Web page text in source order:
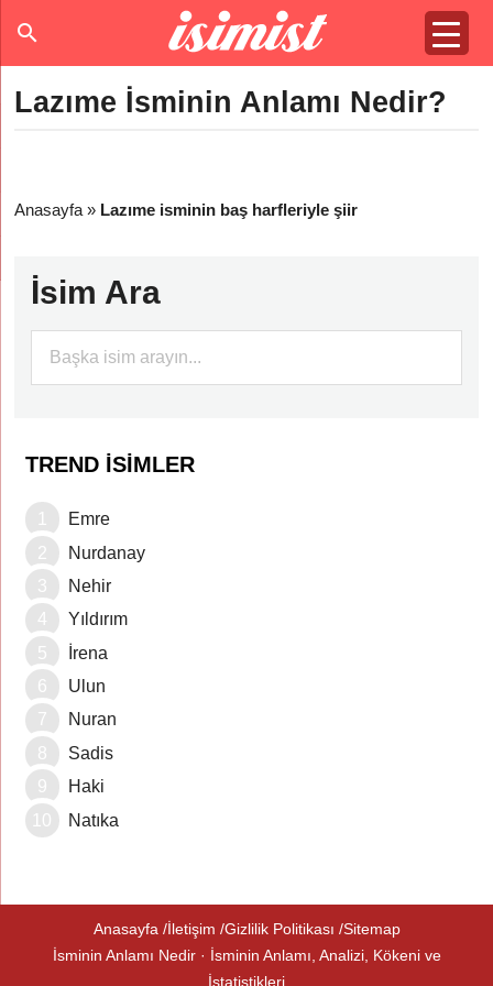
Lazıme İsminin Anlamı Nedir?
Anasayfa » Lazıme isminin baş harfleriyle şiir
İsim Ara
TREND İSIMLER
Emre
Nurdanay
Nehir
Yıldırım
İrena
Ulun
Nuran
Sadis
Haki
Natıka
Anasayfa İletişim Gizlilik Politikası Sitemap
İsminin Anlamı Nedir · İsminin Anlamı, Analizi, Kökeni ve
İstatistikleri